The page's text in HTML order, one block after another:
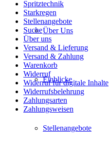
Über Uns
Einblicke
Stellenangebote
Spritztechnik
Starkregen
Stellenangebote
Suche
Über uns
Versand & Lieferung
Versand & Zahlung
Warenkorb
Widerruf
Widerruf für digitale Inhalte
Widerrufsbelehrung
Zahlungsarten
Zahlungsweisen